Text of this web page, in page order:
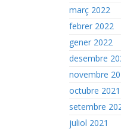
març 2022
febrer 2022
gener 2022
desembre
novembre
octubre 2021
setembre
juliol 2021